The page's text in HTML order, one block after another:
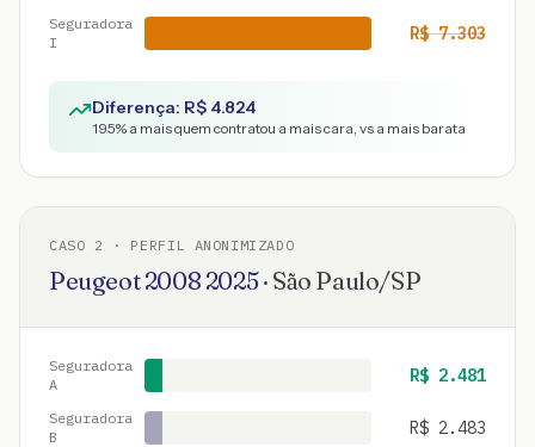
Seguradora
I
R$7.303
Diferença: R$ 4.824
195% a mais quem contratou a mais cara, vs a mais barata
CASO 2 · PERFIL ANONIMIZADO
Peugeot2008 2025· São Paulo/SP
Seguradora
A
R$ 2.481
Seguradora
B
R$ 2.483